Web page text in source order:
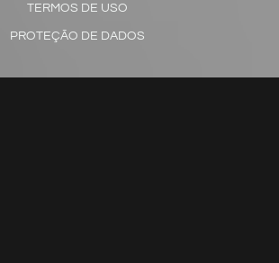
TERMOS DE USO
PROTEÇÃO DE DADOS